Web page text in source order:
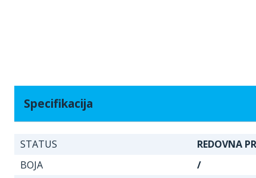
Specifikacija
STATUS
REDOVNA
BOJA
/